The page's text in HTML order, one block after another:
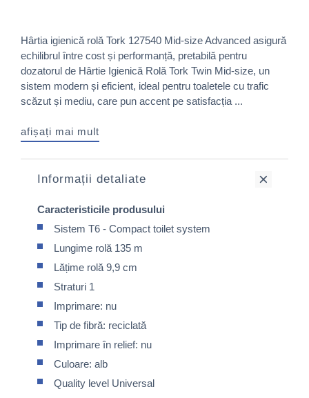
Hârtia igienică rolă Tork 127540 Mid-size Advanced asigură
echilibrul între cost și performanță, pretabilă pentru
dozatorul de Hârtie Igienică Rolă Tork Twin Mid-size, un
sistem modern și eficient, ideal pentru toaletele cu trafic
scăzut și mediu, care pun accent pe satisfacția ...
afișați mai mult
Informații detaliate
Caracteristicile produsului
Sistem T6 - Compact toilet system
Lungime rolă 135 m
Lățime rolă 9,9 cm
Straturi 1
Imprimare: nu
Tip de fibră: reciclată
Imprimare în relief: nu
Culoare: alb
Quality level Universal